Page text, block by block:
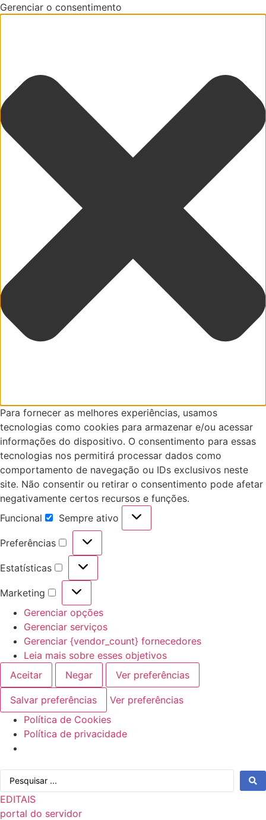
Gerenciar o consentimento
Para fornecer as melhores experiências, usamos
tecnologias como cookies para armazenar e/ou acessar
informações do dispositivo. O consentimento para essas
tecnologias nos permitirá processar dados como
comportamento de navegação ou IDs exclusivos neste
site. Não consentir ou retirar o consentimento pode afetar
negativamente certos recursos e funções.
Funcional
Funcional
Sempre ativo
Preferências
Preferências
Estatísticas
Estatísticas
Marketing
Marketing
Gerenciar opções
Gerenciar serviços
Gerenciar {vendor_count} fornecedores
Leia mais sobre esses objetivos
Aceitar
Negar Ver preferências
Salvar preferências
Ver preferências
Política de Cookies
Política de privacidade
para
o
conteúdo
Pesquisar
EDITAIS
portal do servidor